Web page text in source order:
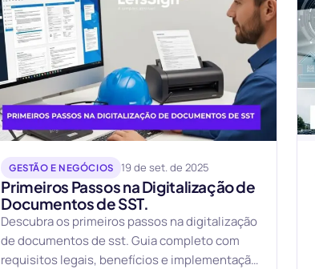
GESTÃO E NEGÓCIOS 19 de set. de 2025
Primeiros Passos na Digitalização de
Documentos de SST.
Descubra os primeiros passos na digitalização
de documentos de sst. Guia completo com
requisitos legais, benefícios e implementação